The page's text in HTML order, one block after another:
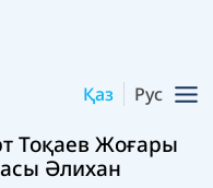
Қаз Рус
Тоқаев Жоғары
Әлихан